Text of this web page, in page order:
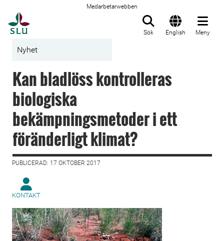
Medarbetarwebben
Sök English Meny
Nyhet
Kan bladlöss kontrolleras
biologiska
bekämpningsmetoder i ett
föränderligt klimat?
PUBLICERAD: 17 OKTOBER 2017
KONTAKT